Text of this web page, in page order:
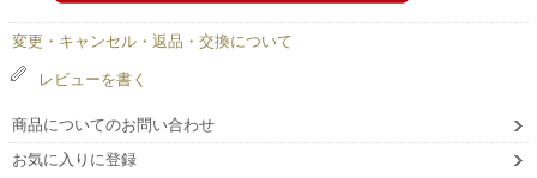
変更・キャンセル・返品・交換について
レビューを書く
商品についてのお問い合わせ
お気に入りに登録